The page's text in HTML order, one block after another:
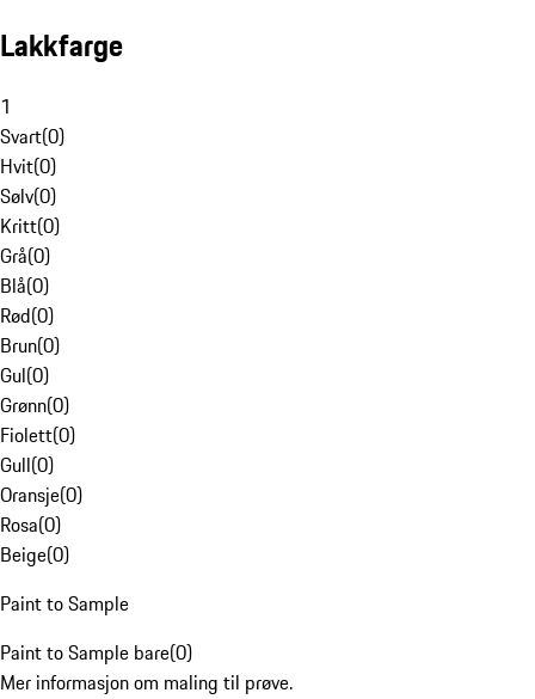
Lakkfarge
1
Svart(0)
Hvit(0)
Sølv(0)
Kritt(0)
Grå(0)
Blå(0)
Rød(0)
Brun(0)
Gul(0)
Grønn(0)
Fiolett(0)
Gull(0)
Oransje(0)
Rosa(0)
Beige(0)
Paint to Sample
Paint to Sample bare(0)
Mer informasjon om maling til prøve.